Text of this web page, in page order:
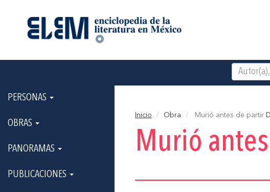
PERSONAS
OBRAS
PANORAMAS
PUBLICACIONES
Inicio Obra Murió antes de partir
Murió